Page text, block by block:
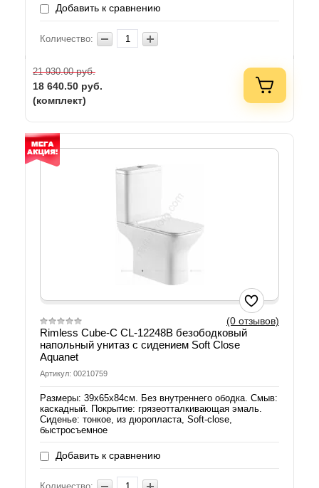
Добавить к сравнению
Количество:
21 930.00руб.
18 640.50 руб.
(комплект)
(0 отзывов)
Rimless Cube-C CL-12248B безободковый
напольный унитаз с сидением Soft Close
Aquanet
Артикул: 00210759
Размеры: 39х65х84см. Без внутреннего ободка. Смыв:
каскадный. Покрытие: грязеотталкивающая эмаль.
Сиденье: тонкое, из дюропласта, Soft-close,
быстросъемное
Добавить к сравнению